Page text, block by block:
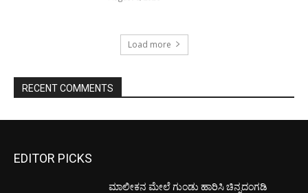
Load more
RECENT COMMENTS
EDITOR PICKS
ಮಾಲೀಕನ ಮೇಲೆ ಗುಂಡು ಹಾರಿಸಿ ಚಿನ್ನದಂಗಡಿ